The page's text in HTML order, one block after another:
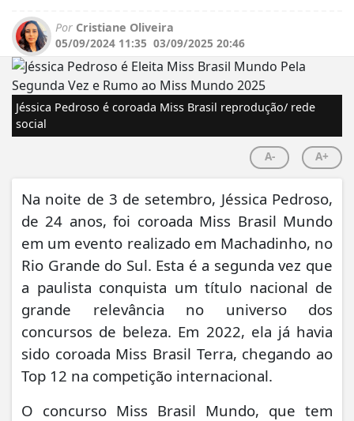
Por Cristiane Oliveira
05/09/2024 11:35 03/09/2025 20:46
Jéssica Pedroso é coroada Miss Brasil reprodução/ rede
social
A- A+
Na noite de 3 de setembro, Jéssica Pedroso,
de 24 anos, foi coroada Miss Brasil Mundo
em um evento realizado em Machadinho, no
Rio Grande do Sul. Esta é a segunda vez que
a paulista conquista um título nacional de
grande relevância no universo dos
concursos de beleza. Em 2022, ela já havia
sido coroada Miss Brasil Terra, chegando ao
Top 12 na competição internacional.
O concurso Miss Brasil Mundo, que tem